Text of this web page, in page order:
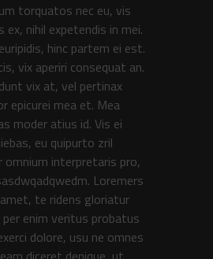
torquatos nec eu, vis
ex, nihil expetendis in mei.
hinc partem ei est.
vix aperiri consequat an.
vix at, vel pertinax
epicurei mea et. Mea
moder atius id. Vis ei
eu quipurto zril
omnium interpretaris pro,
Loremers
te ridens gloriatur
enim veritus probatus
dolore, usu ne omnes